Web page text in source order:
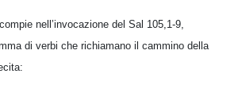
nell’invocazione del Sal 105,1-9,
di verbi che richiamano il cammino della